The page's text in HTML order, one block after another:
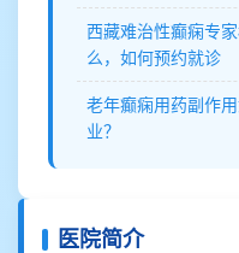
西藏难治性癫痫专
么，如何预约就诊
老年癫痫用药副作
业？
医院简介